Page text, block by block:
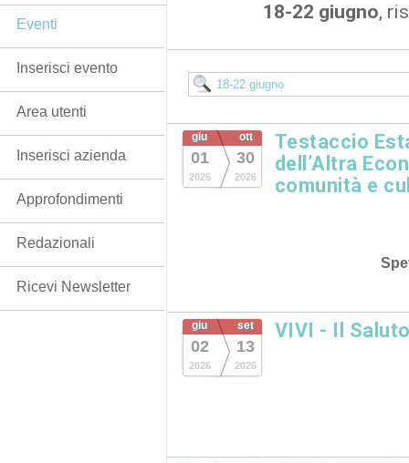
18-22 giugno,
giu
01
2026
ott
30
2026
Testaccio
dell’Altra
comunità e
giu
02
2026
set
13
2026
VIVI - Il
Eventi
Inserisci evento
Area utenti
Inserisci azienda
Approfondimenti
Redazionali
Ricevi Newsletter